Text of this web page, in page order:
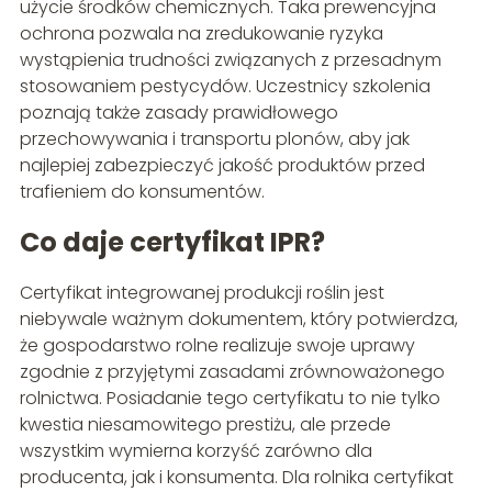
użycie środków chemicznych. Taka prewencyjna
ochrona pozwala na zredukowanie ryzyka
wystąpienia trudności związanych z przesadnym
stosowaniem pestycydów. Uczestnicy szkolenia
poznają także zasady prawidłowego
przechowywania i transportu plonów, aby jak
najlepiej zabezpieczyć jakość produktów przed
trafieniem do konsumentów.
Co daje certyfikat IPR?
Certyfikat integrowanej produkcji roślin jest
niebywale ważnym dokumentem, który potwierdza,
że gospodarstwo rolne realizuje swoje uprawy
zgodnie z przyjętymi zasadami zrównoważonego
rolnictwa. Posiadanie tego certyfikatu to nie tylko
kwestia niesamowitego prestiżu, ale przede
wszystkim wymierna korzyść zarówno dla
producenta, jak i konsumenta. Dla rolnika certyfikat